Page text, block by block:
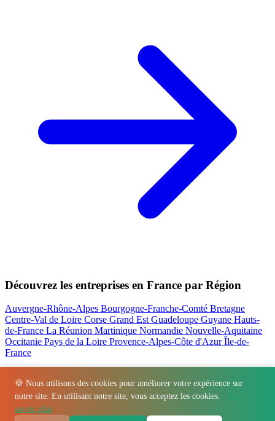
🍪 Nous utilisons des cookies pour améliorer votre expérience sur
notre site. En utilisant notre site, vous acceptez les cookies.
En
savoir plus
Découvrez les entreprises en France par Région
Auvergne-Rhône-Alpes Bourgogne-Franche-Comté Bretagne
Centre-Val de Loire Corse Grand EstGuadeloupe Guyane Hauts-
de-France La Réunion Martinique Normandie Nouvelle-Aquitaine
Occitanie Pays de la Loire Provence-Alpes-Côte d'AzurÎle-de-
France
Nos actualités les plus consultées
Régions - Départements - Villes - Entreprises - Marques Contact
Espace presse